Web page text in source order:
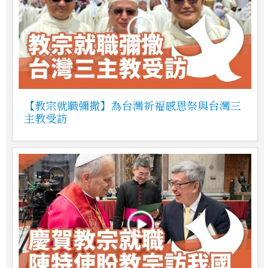
【教宗就職彌撒】為台灣祈福感恩祭與台灣三
主教受訪